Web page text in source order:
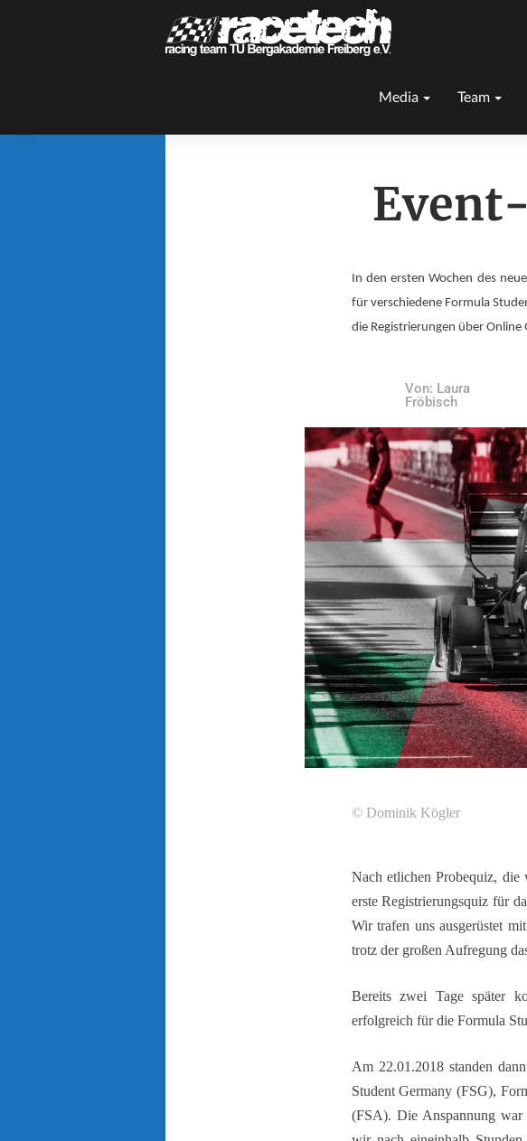
Media Team
In den ersten Wochen des
für verschiedene Formula
die Registrierungen über Online
Von: Laura
Fröbisch
© Dominik Kögler
Nach etlichen Probequiz, die
erste Registrierungsquiz für
Wir trafen uns ausgerüstet
trotz der großen Aufregung
Bereits zwei Tage später
erfolgreich für die Formula
Am 22.01.2018 standen
Student Germany (FSG),
(FSA). Die Anspannung